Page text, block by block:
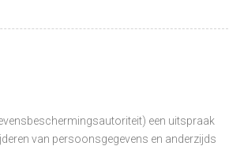
een uitspraak
van persoonsgegevens en anderzijds